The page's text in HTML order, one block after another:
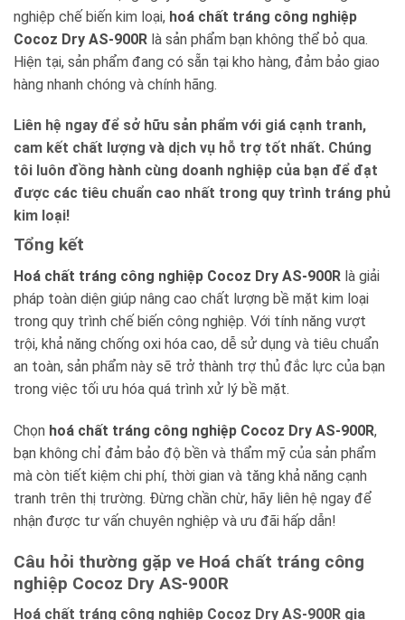
nghiệp chế biến kim loại, hoá chất tráng công nghiệp
Cocoz Dry AS-900R là sản phẩm bạn không thể bỏ qua.
Hiện tại, sản phẩm đang có sẵn tại kho hàng, đảm bảo giao
hàng nhanh chóng và chính hãng.
Liên hệ ngay để sở hữu sản phẩm với giá cạnh tranh,
cam kết chất lượng và dịch vụ hỗ trợ tốt nhất. Chúng
tôi luôn đồng hành cùng doanh nghiệp của bạn để đạt
được các tiêu chuẩn cao nhất trong quy trình tráng phủ
kim loại!
Tổng kết
Hoá chất tráng công nghiệp Cocoz Dry AS-900R là giải
pháp toàn diện giúp nâng cao chất lượng bề mặt kim loại
trong quy trình chế biến công nghiệp. Với tính năng vượt
trội, khả năng chống oxi hóa cao, dễ sử dụng và tiêu chuẩn
an toàn, sản phẩm này sẽ trở thành trợ thủ đắc lực của bạn
trong việc tối ưu hóa quá trình xử lý bề mặt.
Chọn hoá chất tráng công nghiệp Cocoz Dry AS-900R,
bạn không chỉ đảm bảo độ bền và thẩm mỹ của sản phẩm
mà còn tiết kiệm chi phí, thời gian và tăng khả năng cạnh
tranh trên thị trường. Đừng chần chừ, hãy liên hệ ngay để
nhận được tư vấn chuyên nghiệp và ưu đãi hấp dẫn!
Câu hỏi thường gặp ve Hoá chất tráng công
nghiệp Cocoz Dry AS-900R
Hoá chất tráng công nghiệp Cocoz Dry AS-900R gia